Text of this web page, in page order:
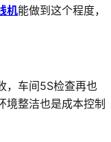
机能做到这个程度，
，车间5S检查再也
境整洁也是成本控制